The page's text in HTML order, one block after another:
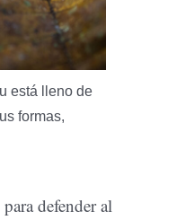
está lleno de
formas,
defender al